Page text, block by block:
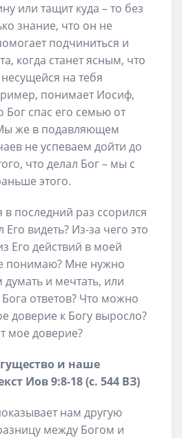
или тащит куда – то без
знание, что он не
подчиниться и
когда станет ясным, что
на тебя
понимает Иосиф,
Бог спас его семью от
же в подавляющем
не успеваем дойти до
что делал Бог – мы с
этого.
в последний раз ссорился
видеть? Из-за чего это
Его действий в моей
понимаю? Мне нужно
думать и мечтать, или
ответов? Что можно
доверие к Богу выросло?
мое доверие?
и наше
Иов 9:8-18 (с. 544 ВЗ)
нам другую
между Богом и